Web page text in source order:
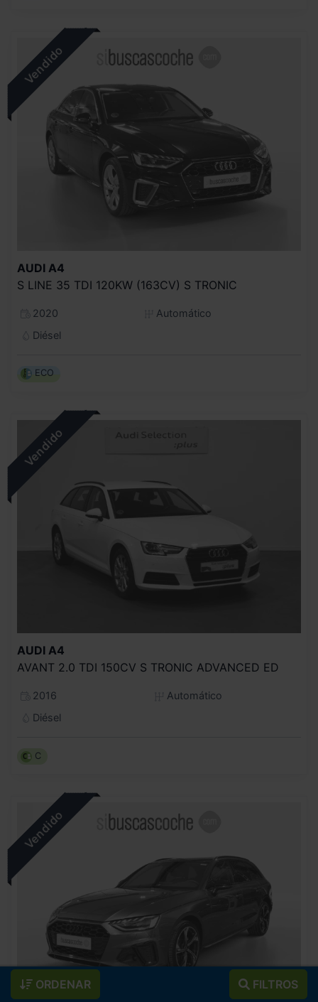
ORDENAR FILTROS
AUDI A4
S LINE 35 TDI 120KW (163CV) S TRONIC
2020
Automático
Diésel
ECO
AUDI A4
AVANT 2.0 TDI 150CV S TRONIC ADVANCED ED
2016
Automático
Diésel
C